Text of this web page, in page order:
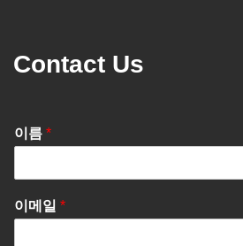
Contact Us
이름 *
이메일 *